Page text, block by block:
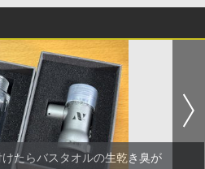
たらバスタオルの生乾き臭が